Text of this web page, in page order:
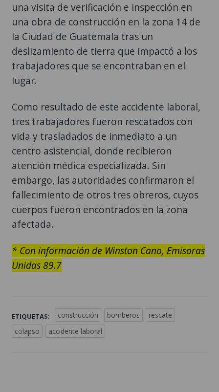
una visita de verificación e inspección en
una obra de construcción en la zona 14 de
la Ciudad de Guatemala tras un
deslizamiento de tierra que impactó a los
trabajadores que se encontraban en el
lugar.
Como resultado de este accidente laboral,
tres trabajadores fueron rescatados con
vida y trasladados de inmediato a un
centro asistencial, donde recibieron
atención médica especializada. Sin
embargo, las autoridades confirmaron el
fallecimiento de otros tres obreros, cuyos
cuerpos fueron encontrados en la zona
afectada.
* Con información de Winston Cano, Emisoras
Unidas 89.7
ETIQUETAS: construcción bomberos
rescate
colapso
accidente laboral